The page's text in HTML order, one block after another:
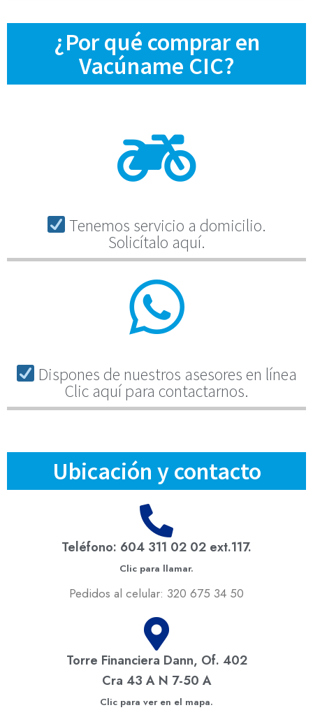
¿Por qué comprar en
Vacúname CIC?
Tenemos servicio a domicilio.
Solicítalo aquí.
Dispones de nuestros asesores en línea
Clic aquí para contactarnos.
Ubicación y contacto
Teléfono: 604 311 02 02 ext.117.
Clic para llamar.
Pedidos al celular: 320 675 34 50
Torre Financiera Dann, Of. 402
Cra 43 A N 7-50 A
Clic para ver en el mapa.